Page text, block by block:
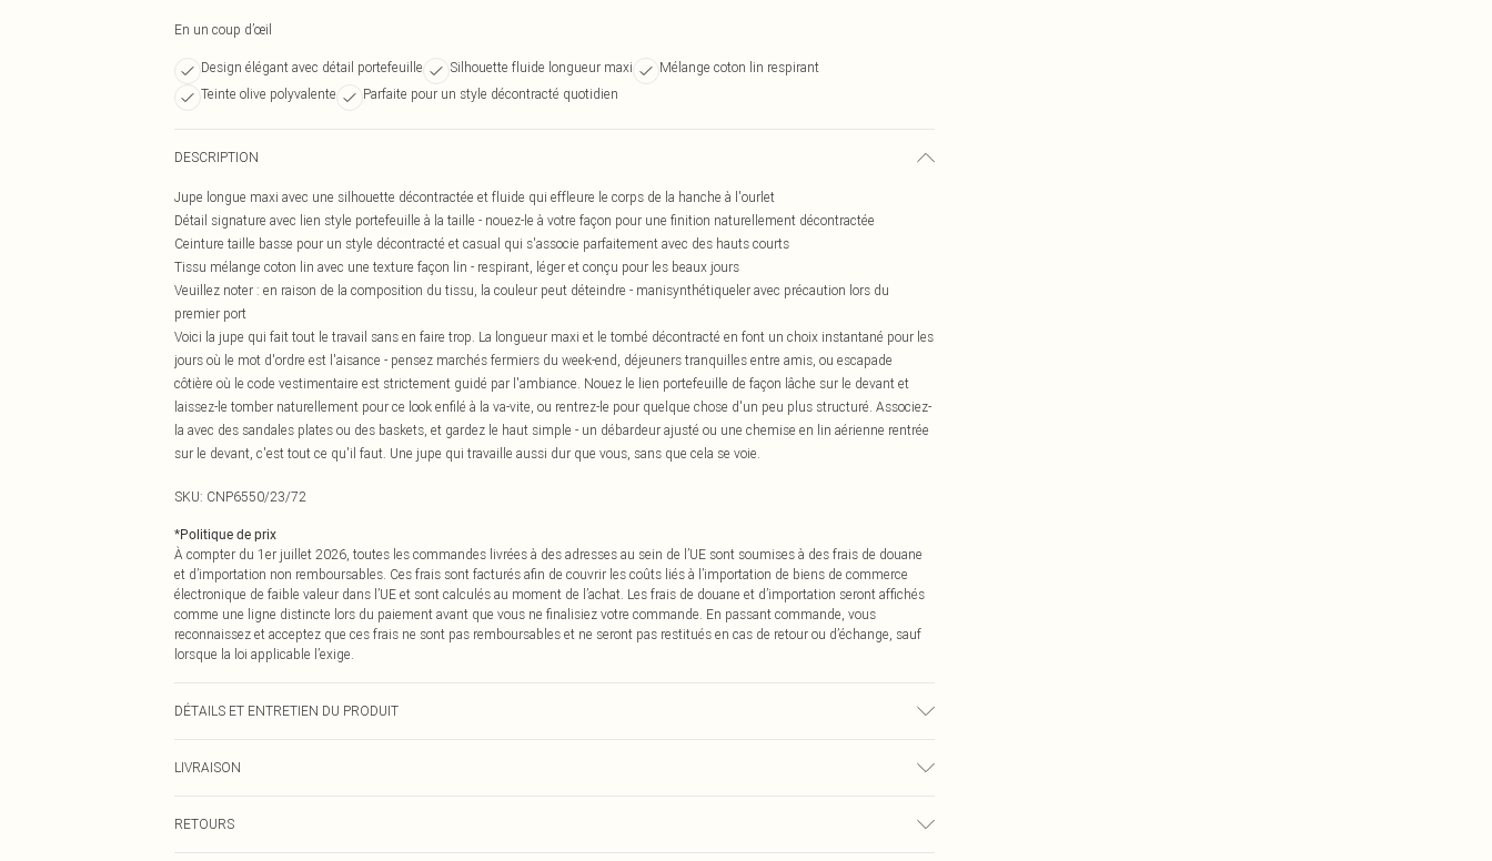
En un coup d’œil
Design élégant avec détail portefeuille Silhouette fluide longueur maxi
Mélange coton lin respirant
Teinte olive polyvalente
Parfaite pour un style décontracté quotidien
DESCRIPTION
Jupe longue maxi avec une silhouette décontractée et fluide qui effleure le corps de la hanche à l'ourlet
Détail signature avec lien style portefeuille à la taille - nouez-le à votre façon pour une finition naturellement décontractée
Ceinture taille basse pour un style décontracté et casual qui s'associe parfaitement avec des hauts courts
Tissu mélange coton lin avec une texture façon lin - respirant, léger et conçu pour les beaux jours
Veuillez noter : en raison de la composition du tissu, la couleur peut déteindre - manisynthétiqueler avec précaution lors du
premier port
Voici la jupe qui fait tout le travail sans en faire trop. La longueur maxi et le tombé décontracté en font un choix instantané pour les
jours où le mot d'ordre est l'aisance - pensez marchés fermiers du week-end, déjeuners tranquilles entre amis, ou escapade
côtière où le code vestimentaire est strictement guidé par l'ambiance. Nouez le lien portefeuille de façon lâche sur le devant et
laissez-le tomber naturellement pour ce look enfilé à la va-vite, ou rentrez-le pour quelque chose d'un peu plus structuré. Associez-
la avec des sandales plates ou des baskets, et gardez le haut simple - un débardeur ajusté ou une chemise en lin aérienne rentrée
sur le devant, c'est tout ce qu'il faut. Une jupe qui travaille aussi dur que vous, sans que cela se voie.
SKU: CNP6550/23/72
*Politique de prix
À compter du 1er juillet 2026, toutes les commandes livrées à des adresses au sein de l’UE sont soumises à des frais de douane
et d’importation non remboursables. Ces frais sont facturés afin de couvrir les coûts liés à l’importation de biens de commerce
électronique de faible valeur dans l’UE et sont calculés au moment de l’achat. Les frais de douane et d’importation seront affichés
comme une ligne distincte lors du paiement avant que vous ne finalisiez votre commande. En passant commande, vous
reconnaissez et acceptez que ces frais ne sont pas remboursables et ne seront pas restitués en cas de retour ou d’échange, sauf
lorsque la loi applicable l’exige.
DÉTAILS ET ENTRETIEN DU PRODUIT
LIVRAISON
RETOURS